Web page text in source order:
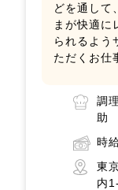
どを通して
まが快適に
られるよう
ただくお仕
調
助
時
東
内